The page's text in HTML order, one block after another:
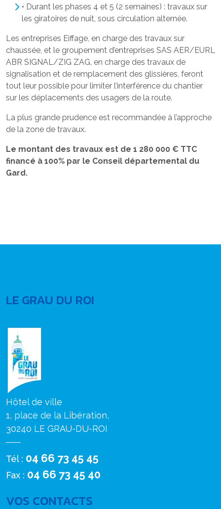
• Durant les phases 4 et 5 (2 semaines) : travaux sur
les giratoires de nuit, sous circulation alternée.
Les entreprises Eiffage, en charge des travaux sur
chaussée, et le groupement d’entreprises SAS AER/EURL
ABR SIGNAL/ZIG ZAG, en charge des travaux de
signalisation et de remplacement des glissières, feront
tout leur possible pour limiter l’interférence du chantier
sur les déplacements des usagers de la route.
La plus grande prudence est recommandée à l’approche
de la zone de travaux.
Le montant des travaux est de 1 280 000 € TTC
financé à 100% par le Conseil départemental du
Gard.
LE GRAU DU ROI
Hôtel de ville
1, place de la Libération,
30240 LE GRAU-DU-ROI
Tél : 04 66 73 45 45
Fax : 04 66 73 45 40
VOS CONTACTS